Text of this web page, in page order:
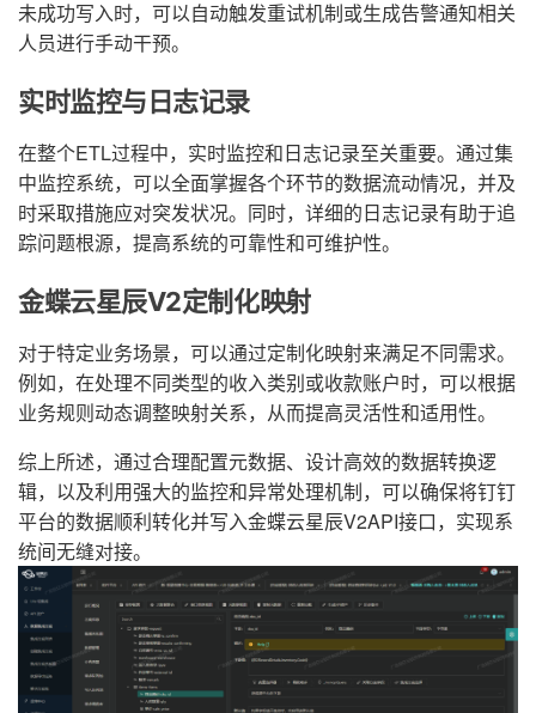
未成功写入时，可以自动触发重试机制或生成告警通知相关
人员进行手动干预。
实时监控与日志记录
在整个ETL过程中，实时监控和日志记录至关重要。通过集
中监控系统，可以全面掌握各个环节的数据流动情况，并及
时采取措施应对突发状况。同时，详细的日志记录有助于追
踪问题根源，提高系统的可靠性和可维护性。
金蝶云星辰V2定制化映射
对于特定业务场景，可以通过定制化映射来满足不同需求。
例如，在处理不同类型的收入类别或收款账户时，可以根据
业务规则动态调整映射关系，从而提高灵活性和适用性。
综上所述，通过合理配置元数据、设计高效的数据转换逻
辑，以及利用强大的监控和异常处理机制，可以确保将钉钉
平台的数据顺利转化并写入金蝶云星辰V2API接口，实现系
统间无缝对接。